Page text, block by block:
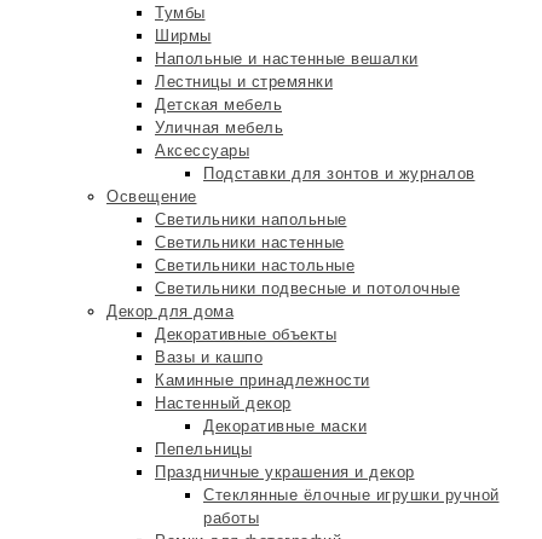
Тумбы
Ширмы
Напольные и настенные вешалки
Лестницы и стремянки
Детская мебель
Уличная мебель
Аксессуары
Подставки для зонтов и журналов
Освещение
Светильники напольные
Светильники настенные
Светильники настольные
Светильники подвесные и потолочные
Декор для дома
Декоративные объекты
Вазы и кашпо
Каминные принадлежности
Настенный декор
Декоративные маски
Пепельницы
Праздничные украшения и декор
Стеклянные ёлочные игрушки ручной
работы